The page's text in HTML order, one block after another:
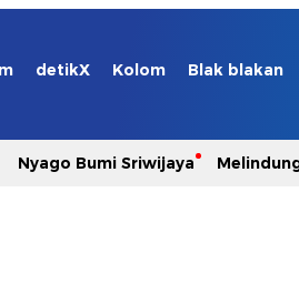
detikX Kolom Blak blakan
Nyago Bumi Sriwijaya